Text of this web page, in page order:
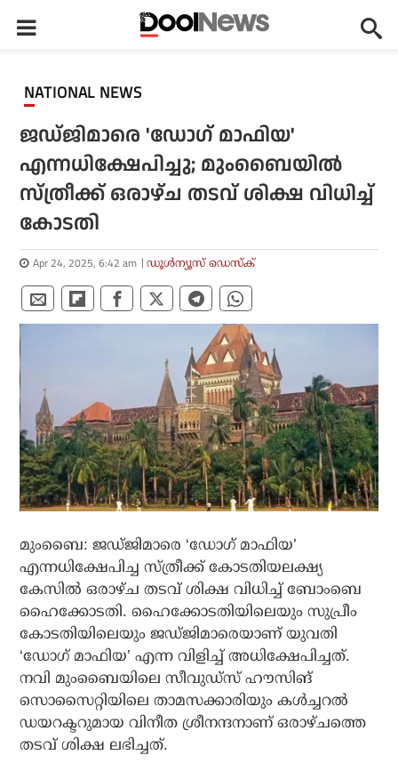
NATIONAL NEWS
ജഡ്ജിമാരെ 'ഡോഗ് മാഫിയ'
എന്നധിക്ഷേപിച്ചു; മുംബൈയിൽ
സ്ത്രീക്ക് ഒരാഴ്ച തടവ് ശിക്ഷ വിധിച്ച്
കോടതി
Apr 24, 2025, 6:42 am ഡൂള്‍ന്യൂസ് ഡെസ്‌ക്
മുംബൈ: ജഡ്ജിമാരെ ‘ഡോഗ് മാഫിയ’
എന്നധിക്ഷേപിച്ച സ്ത്രീക്ക് കോടതിയലക്ഷ്യ
കേസിൽ ഒരാഴ്ച തടവ് ശിക്ഷ വിധിച്ച് ബോംബെ
ഹൈക്കോടതി. ഹൈക്കോടതിയിലെയും സുപ്രീം
കോടതിയിലെയും ജഡ്ജിമാരെയാണ് യുവതി
‘ഡോഗ് മാഫിയ’ എന്ന വിളിച്ച് അധിക്ഷേപിച്ചത്.
നവി മുംബൈയിലെ സീവുഡ്‌സ് ഹൗസിങ്
സൊസൈറ്റിയിലെ താമസക്കാരിയും കൾച്ചറൽ
ഡയറക്ടറുമായ വിനീത ശ്രീനന്ദനാണ് ഒരാഴ്ചത്തെ
തടവ് ശിക്ഷ ലഭിച്ചത്.